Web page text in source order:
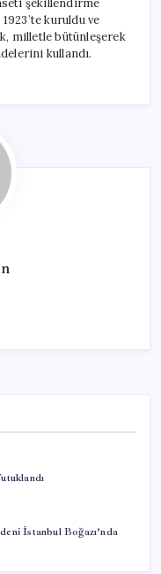
kuruldu ve
milletle bütünleşerek
kullandı.
İstanbul Boğazı’nda